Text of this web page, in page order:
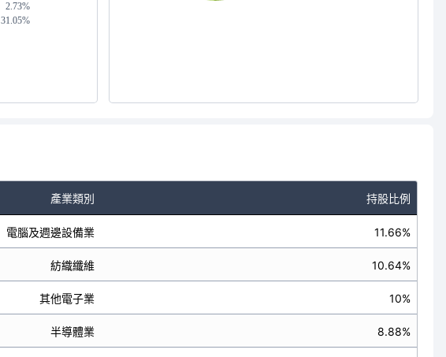
2.73%
31.05%
產業類別 持股比例
電腦及週邊設備業 11.66%
紡織纖維 10.64%
其他電子業 10%
半導體業 8.88%